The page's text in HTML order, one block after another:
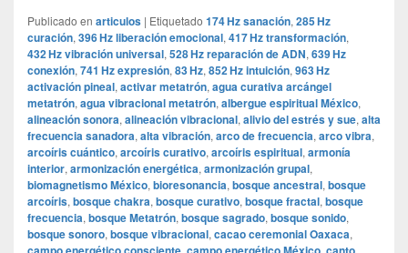
Publicado en articulos | Etiquetado 174 Hz sanación, 285 Hz
curación, 396 Hz liberación emocional, 417 Hz transformación,
432 Hz vibración universal, 528 Hz reparación de ADN, 639 Hz
conexión, 741 Hz expresión, 83 Hz, 852 Hz intuición, 963 Hz
activación pineal, activar metatrón, agua curativa arcángel
metatrón, agua vibracional metatrón, albergue espiritual México,
alineación sonora, alineación vibracional, alivio del estrés y sue, alta
frecuencia sanadora, alta vibración, arco de frecuencia, arco vibra,
arcoíris cuántico, arcoíris curativo, arcoíris espiritual, armonía
interior, armonización energética, armonización grupal,
biomagnetismo México, bioresonancia, bosque ancestral, bosque
arcoíris, bosque chakra, bosque curativo, bosque fractal, bosque
frecuencia, bosque Metatrón, bosque sagrado, bosque sonido,
bosque sonoro, bosque vibracional, cacao ceremonial Oaxaca,